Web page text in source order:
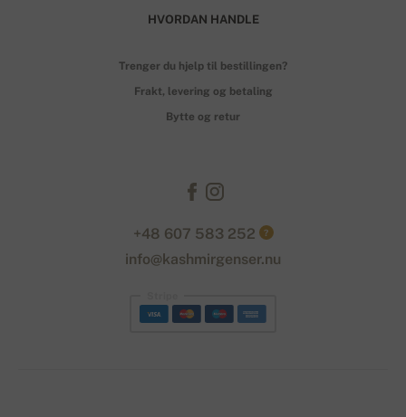
HVORDAN HANDLE
Trenger du hjelp til bestillingen?
Frakt, levering og betaling
Bytte og retur
+48 607 583 252 ?
info@kashmirgenser.nu